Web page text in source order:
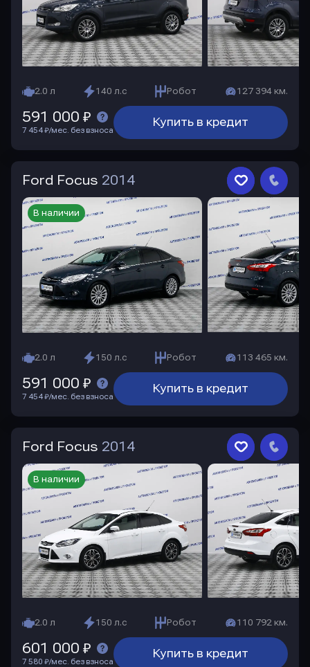
2.0 л 140 л.с Робот 127 394 км.
Купить в кредит
591 000 ₽
7 454 ₽/мес. без взноса
Ford Focus 2014
2.0 л 150 л.с Робот 113 465 км.
В наличии
Купить в кредит
591 000 ₽
7 454 ₽/мес. без взноса
Ford Focus 2014
2.0 л 150 л.с Робот 110 792 км.
В наличии
Купить в кредит
601 000 ₽
7 580 ₽/мес. без взноса